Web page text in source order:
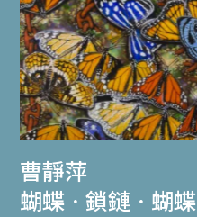
曹靜萍
蝴蝶ㆍ鎖鏈ㆍ蝴蝶